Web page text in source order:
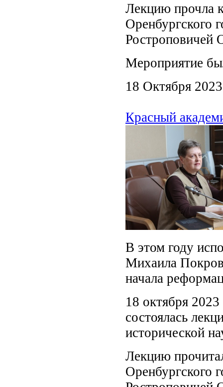
Лекцию прочла
Оренбургского
Ростроповичей
Мероприятие
18 Октября 2023
Красный
В этом году
Михаила
начала
18 октября
состоялась
исторической
Лекцию
Оренбургского